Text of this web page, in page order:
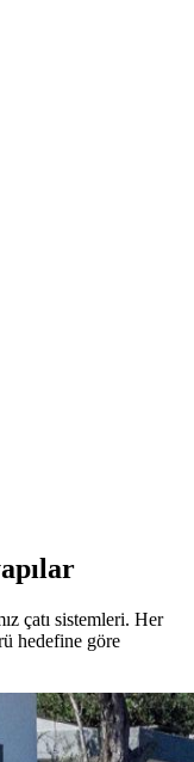
çatı sistemleri. Her
hedefine göre